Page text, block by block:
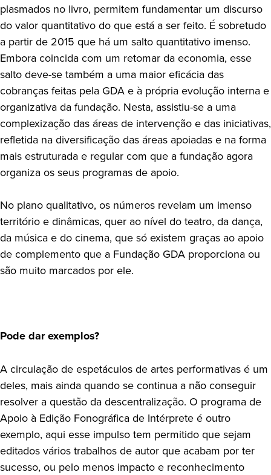
plasmados no livro, permitem fundamentar um discurso
do valor quantitativo do que está a ser feito. É sobretudo
a partir de 2015 que há um salto quantitativo imenso.
Embora coincida com um retomar da economia, esse
salto deve-se também a uma maior eficácia das
cobranças feitas pela GDA e à própria evolução interna e
organizativa da fundação. Nesta, assistiu-se a uma
complexização das áreas de intervenção e das iniciativas,
refletida na diversificação das áreas apoiadas e na forma
mais estruturada e regular com que a fundação agora
organiza os seus programas de apoio.
No plano qualitativo, os números revelam um imenso
território e dinâmicas, quer ao nível do teatro, da dança,
da música e do cinema, que só existem graças ao apoio
de complemento que a Fundação GDA proporciona ou
são muito marcados por ele.
Pode dar exemplos?
A circulação de espetáculos de artes performativas é um
deles, mais ainda quando se continua a não conseguir
resolver a questão da descentralização. O programa de
Apoio à Edição Fonográfica de Intérprete é outro
exemplo, aqui esse impulso tem permitido que sejam
editados vários trabalhos de autor que acabam por ter
sucesso, ou pelo menos impacto e reconhecimento